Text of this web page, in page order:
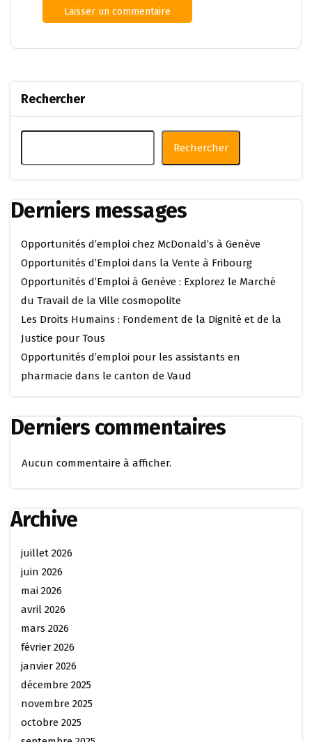
Rechercher
Rechercher
Derniers messages
Opportunités d’emploi chez McDonald’s à Genève
Opportunités d’Emploi dans la Vente à Fribourg
Opportunités d’Emploi à Genève : Explorez le Marché
du Travail de la Ville cosmopolite
Les Droits Humains : Fondement de la Dignité et de la
Justice pour Tous
Opportunités d’emploi pour les assistants en
pharmacie dans le canton de Vaud
Derniers commentaires
Aucun commentaire à afficher.
Archive
juillet 2026
juin 2026
mai 2026
avril 2026
mars 2026
février 2026
janvier 2026
décembre 2025
novembre 2025
octobre 2025